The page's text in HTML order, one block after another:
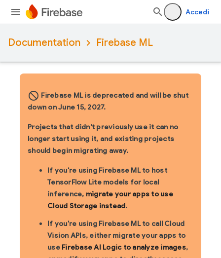
Accedi
Documentation Firebase ML
block_flipped Firebase ML is deprecated and will be shut
down on June 15, 2027.
Projects that didn't previously use it can no
longer start using it, and existing projects
should begin migrating away.
If you're using Firebase ML to host
TensorFlow Lite models for local
inference, migrate your apps to use
Cloud Storage instead.
If you're using Firebase ML to call Cloud
Vision APIs, either migrate your apps to
use Firebase AI Logic to analyze images,